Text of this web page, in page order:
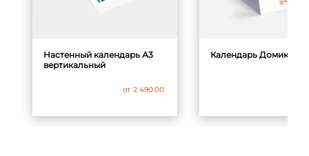
Настенный календарь А3
вертикальный
от 2 490.00
Календарь Домик